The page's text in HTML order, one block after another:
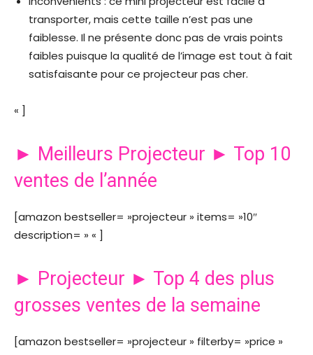
transporter, mais cette taille n’est pas une
faiblesse. Il ne présente donc pas de vrais points
faibles puisque la qualité de l’image est tout à fait
satisfaisante pour ce projecteur pas cher.
« ]
► Meilleurs Projecteur ► Top 10
ventes de l’année
[amazon bestseller= »projecteur » items= »10″
description= » « ]
► Projecteur ► Top 4 des plus
grosses ventes de la semaine
[amazon bestseller= »projecteur » filterby= »price »